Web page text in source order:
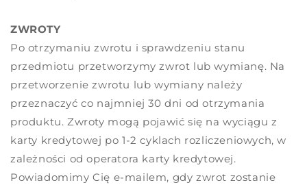
ZWROTY
Po otrzymaniu zwrotu i sprawdzeniu stanu
przedmiotu przetworzymy zwrot lub wymianę. Na
przetworzenie zwrotu lub wymiany należy
przeznaczyć co najmniej 30 dni od otrzymania
produktu. Zwroty mogą pojawić się na wyciągu z
karty kredytowej po 1-2 cyklach rozliczeniowych, w
zależności od operatora karty kredytowej.
Powiadomimy Cię e-mailem, gdy zwrot zostanie